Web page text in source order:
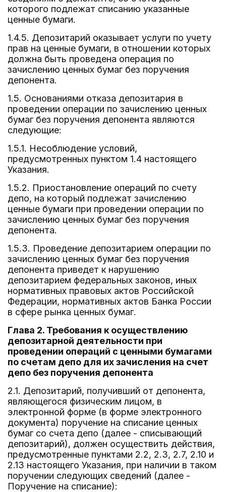
которого подлежат списанию указанные
ценные бумаги.
1.4.5. Депозитарий оказывает услуги по учету
прав на ценные бумаги, в отношении которых
должна быть проведена операция по
зачислению ценных бумаг без поручения
депонента.
1.5. Основаниями отказа депозитария в
проведении операции по зачислению ценных
бумаг без поручения депонента являются
следующие:
1.5.1. Несоблюдение условий,
предусмотренных пунктом 1.4 настоящего
Указания.
1.5.2. Приостановление операций по счету
депо, на который подлежат зачислению
ценные бумаги при проведении операции по
зачислению ценных бумаг без поручения
депонента.
1.5.3. Проведение депозитарием операции по
зачислению ценных бумаг без поручения
депонента приведет к нарушению
депозитарием федеральных законов, иных
нормативных правовых актов Российской
Федерации, нормативных актов Банка России
в сфере рынка ценных бумаг.
Глава 2. Требования к осуществлению
депозитарной деятельности при
проведении операций с ценными бумагами
по счетам депо для их зачисления на счет
депо без поручения депонента
2.1. Депозитарий, получивший от депонента,
являющегося физическим лицом, в
электронной форме (в форме электронного
документа) поручение на списание ценных
бумаг со счета депо (далее - списывающий
депозитарий), должен осуществить действия,
предусмотренные пунктами 2.2, 2.3, 2.7, 2.10 и
2.13 настоящего Указания, при наличии в таком
поручении следующих сведений (далее -
Поручение на списание):